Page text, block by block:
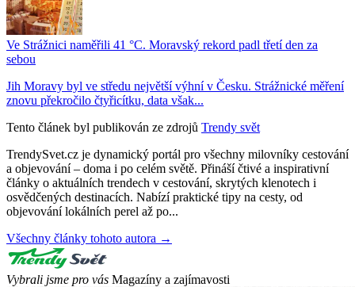
Ve Strážnici naměřili 41 °C. Moravský rekord padl třetí den za
sebou
Jih Moravy byl ve středu největší výhní v Česku. Strážnické měření
znovu překročilo čtyřicítku, data však...
Tento článek byl publikován ze zdrojů Trendy svět
TrendySvet.cz je dynamický portál pro všechny milovníky cestování
a objevování – doma i po celém světě. Přináší čtivé a inspirativní
články o aktuálních trendech v cestování, skrytých klenotech i
osvědčených destinacích. Nabízí praktické tipy na cesty, od
objevování lokálních perel až po...
Všechny články tohoto autora →
Vybrali jsme pro vás Magazíny a zajímavosti